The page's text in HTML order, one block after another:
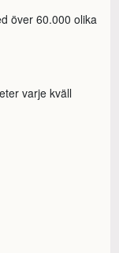
över 60.000 olika
varje kväll